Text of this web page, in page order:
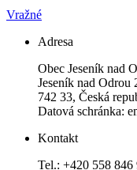
Vražné
Adresa
Obec Jeseník nad
Jeseník nad Odrou
742 33, Česká
Datová schránka:
Kontakt
Tel.: +420 558 846